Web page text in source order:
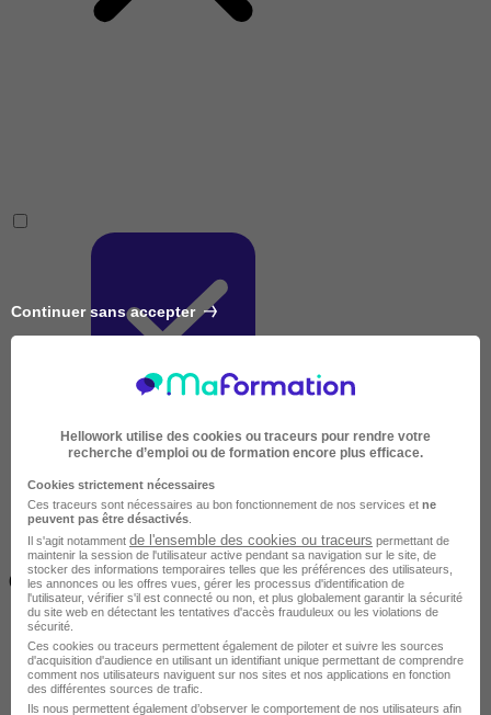
Très courte
Inférieur à 2 jours
(14h)
Continuer sans accepter
Hellowork utilise des cookies ou traceurs pour rendre votre
recherche d’emploi ou de formation encore plus efficace.
Cookies strictement nécessaires
Ces traceurs sont nécessaires au bon fonctionnement de nos services et ne
peuvent pas être désactivés
Il s'agit notamment de l'ensemble des cookies ou traceurs permettant de
maintenir la session de l'utilisateur active pendant sa navigation sur le site, de
stocker des informations temporaires telles que les préférences des utilisateurs,
les annonces ou les offres vues, gérer les processus d'identification de
l'utilisateur, vérifier s'il est connecté ou non, et plus globalement garantir la sécurité
du site web en détectant les tentatives d'accès frauduleux ou les violations de
sécurité.
Ces cookies ou traceurs permettent également de piloter et suivre les sources
d'acquisition d'audience en utilisant un identifiant unique permettant de comprendre
comment nos utilisateurs naviguent sur nos sites et nos applications en fonction
des différentes sources de trafic.
Ils nous permettent également d’observer le comportement de nos utilisateurs afin